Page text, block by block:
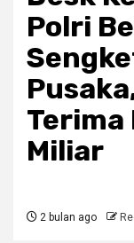
Polri
Terima
Miliar
2 bulan ago